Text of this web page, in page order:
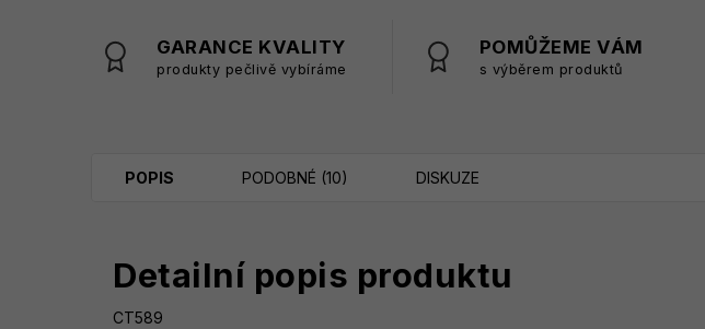
GARANCE KVALITY
produkty pečlivě vybíráme
POMŮŽEME VÁM
s výběrem produktů
POPIS PODOBNÉ (10) DISKUZE
Detailní popis produktu
CT589